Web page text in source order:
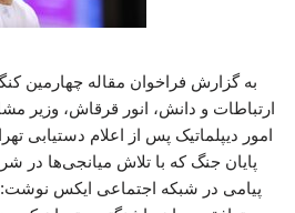
به گزارش فراخوان مقاله چهارمین
ارتباطات و دانش، انور قرقاش، وزیر
امور دیپلماتیک پس از اعلام دستیابی
پایان جنگ که با تلاش میانجی‌ها در
پیامی در شبکه اجتماعی ایکس